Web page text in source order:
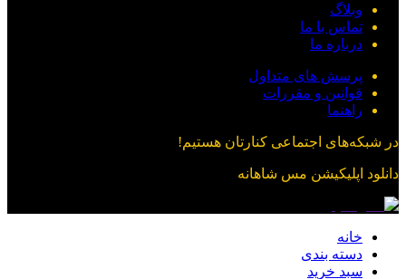
وبلاگ
تماس با ما
درباره ما
پرسش های متداول
قوانین و مقررات
راهنما
در شبکه‌های اجتماعی کنارتان هستیم!
دانلود اپلیکیشن مس شاهانه
خانه
دسته بندی
سبد خرید